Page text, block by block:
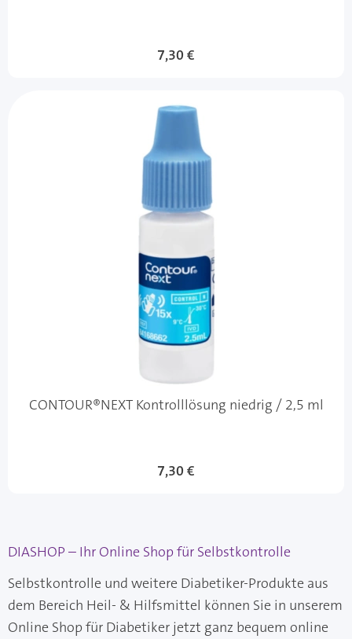
7,30 €
CONTOUR®NEXT Kontrolllösung niedrig / 2,5 ml
7,30 €
DIASHOP – Ihr Online Shop für Selbstkontrolle
Selbstkontrolle und weitere Diabetiker-Produkte aus
dem Bereich Heil- & Hilfsmittel können Sie in unserem
Online Shop für Diabetiker jetzt ganz bequem online